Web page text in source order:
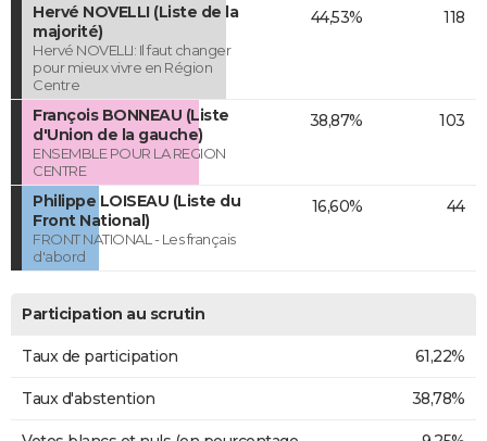
Hervé NOVELLI (Liste de la
majorité)
Hervé NOVELLI: Il faut changer
pour mieux vivre en Région
Centre
44,53% 118
François BONNEAU (Liste
d'Union de la gauche)
ENSEMBLE POUR LA REGION
CENTRE
38,87% 103
Philippe LOISEAU (Liste du
Front National)
FRONT NATIONAL - Les français
d'abord
16,60% 44
Participation au scrutin
Taux de participation 61,22%
Taux d'abstention 38,78%